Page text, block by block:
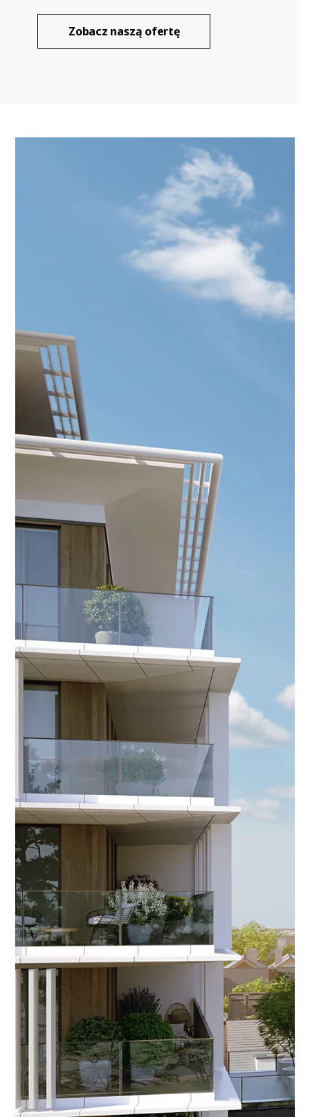
Zobacz naszą ofertę